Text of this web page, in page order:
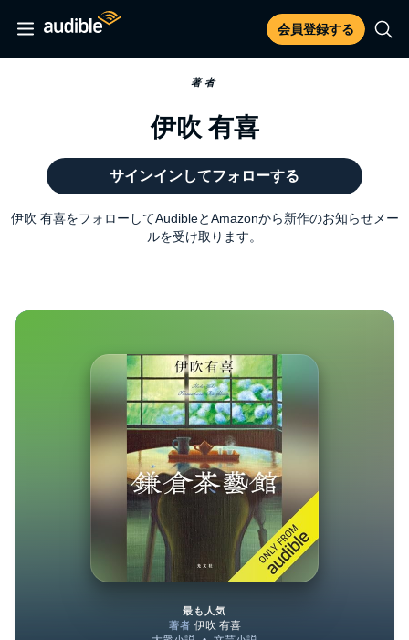
会員登録する
著者
伊吹 有喜
サインインしてフォローする
伊吹 有喜をフォローしてAudibleとAmazonから新作のお知らせメー
ルを受け取ります。
最も人気